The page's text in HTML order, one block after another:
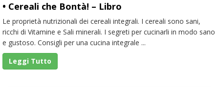
• Cereali che Bontà! – Libro
Le proprietà nutrizionali dei cereali integrali. I cereali sono sani,
ricchi di Vitamine e Sali minerali. I segreti per cucinarli in modo sano
e gustoso. Consigli per una cucina integrale ...
Leggi Tutto